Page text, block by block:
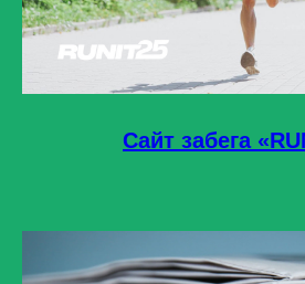
Сайт забега